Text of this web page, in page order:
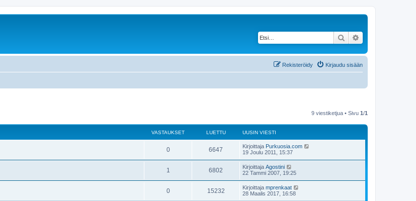
Etsi
Kirjaudu sisään
Rekisteröidy
9 viestiketjua • Sivu 1/1
VASTAUKSET LUETTU UUSIN VIESTI
0 6647 Kirjoittaja Purkuosia.com
19 Joulu 2011, 15:37
1 6802 Kirjoittaja Agostini
22 Tammi 2007, 19:25
0 15232 Kirjoittaja mprenkaat
28 Maalis 2017, 16:58